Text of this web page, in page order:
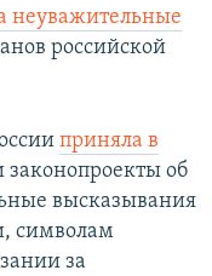
неуважительные
российской
приняла в
законопроекты об
высказывания
символам
за